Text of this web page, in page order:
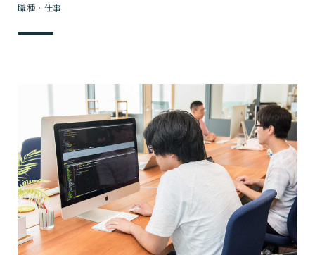
職種・仕事